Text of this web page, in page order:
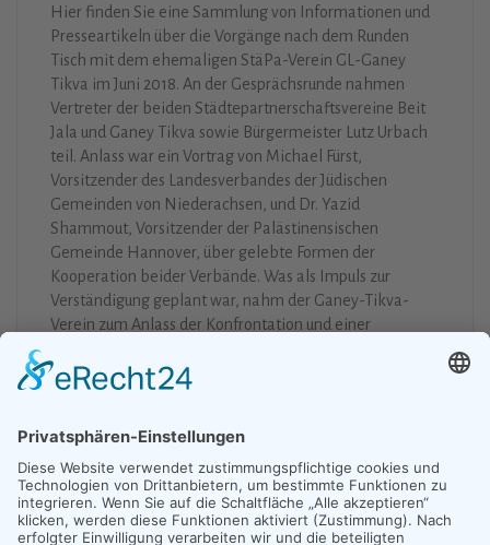
Uri Avnery, ein unermüdlicher Kämpfer für den Frieden
zwischen Juden und Arabern, Israelis und Palästinensern
ist gestorben. Ein persönlicher Nachruf von Axel Becker.
Weiterlesen
Hier finden Sie eine Sammlung von Informationen und
Presseartikeln über die Vorgänge nach dem Runden
Tisch mit dem ehemaligen StäPa-Verein GL-Ganey
Tikva im Juni 2018. An der Gesprächsrunde nahmen
Vertreter der beiden Städtepartnerschaftsvereine Beit
Jala und Ganey Tikva sowie Bürgermeister Lutz Urbach
teil. Anlass war ein Vortrag von Michael Fürst,
Vorsitzender des Landesverbandes der Jüdischen
Gemeinden von Niederachsen, und Dr. Yazid
Shammout, Vorsitzender der Palästinensischen
Gemeinde Hannover, über gelebte Formen der
Kooperation beider Verbände. Was als Impuls zur
Verständigung geplant war, nahm der Ganey-Tikva-
Verein zum Anlass der Konfrontation und einer